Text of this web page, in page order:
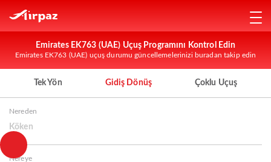
Emirates EK763 (UAE) Uçuş Programını Kontrol Edin
Emirates EK763 (UAE) uçuş durumu güncellemelerinizi buradan takip edin
Tek Yön Gidiş Dönüş Çoklu Uçuş
Nereden
Köken
Nereye